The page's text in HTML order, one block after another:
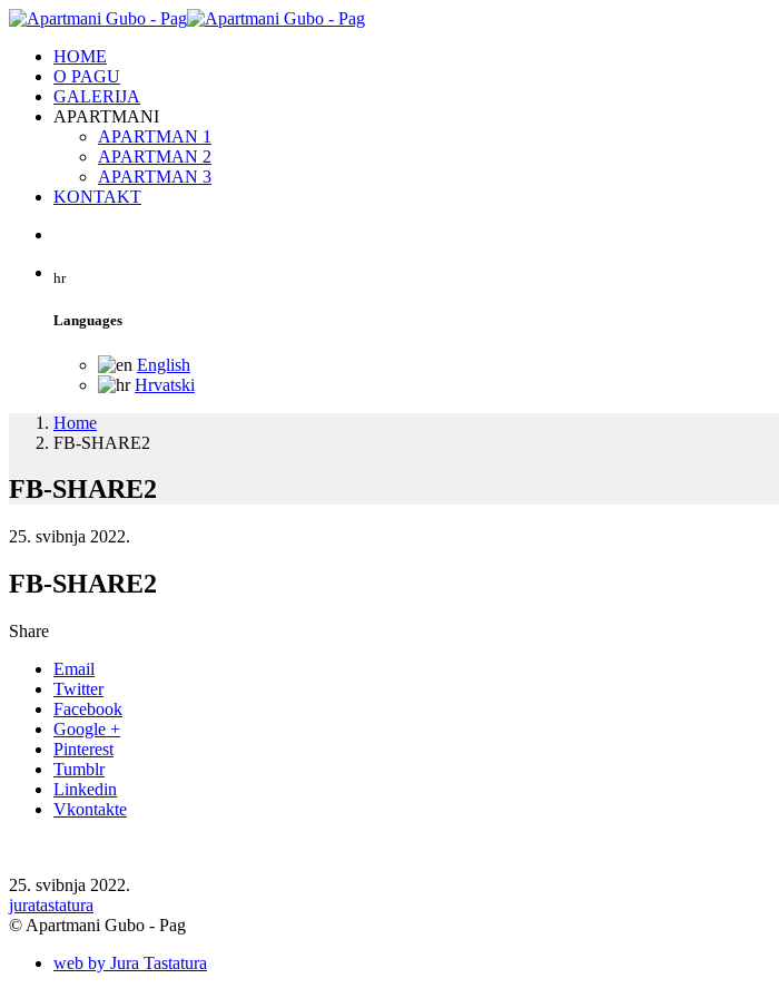
HOME
O PAGU
GALERIJA
APARTMANI
APARTMAN 1
APARTMAN 2
APARTMAN 3
KONTAKT
hr
Languages
English
Hrvatski
Home
FB-SHARE2
FB-SHARE2
25. svibnja 2022.
FB-SHARE2
Share
Email
Twitter
Facebook
Google +
Pinterest
Tumblr
Linkedin
Vkontakte
25. svibnja 2022.
juratastatura
© Apartmani Gubo - Pag
web by Jura Tastatura